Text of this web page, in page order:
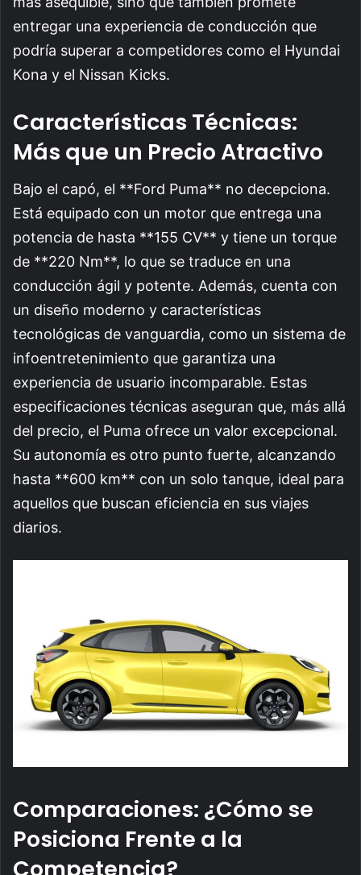
entregar una experiencia de conducción que
podría superar a competidores como el Hyundai
Kona y el Nissan Kicks.
Características Técnicas:
Más que un Precio Atractivo
Bajo el capó, el **Ford Puma** no decepciona.
Está equipado con un motor que entrega una
potencia de hasta **155 CV** y tiene un torque
de **220 Nm**, lo que se traduce en una
conducción ágil y potente. Además, cuenta con
un diseño moderno y características
tecnológicas de vanguardia, como un sistema de
infoentretenimiento que garantiza una
experiencia de usuario incomparable. Estas
especificaciones técnicas aseguran que, más allá
del precio, el Puma ofrece un valor excepcional.
Su autonomía es otro punto fuerte, alcanzando
hasta **600 km** con un solo tanque, ideal para
aquellos que buscan eficiencia en sus viajes
diarios.
Comparaciones: ¿Cómo se
Posiciona Frente a la
Competencia?